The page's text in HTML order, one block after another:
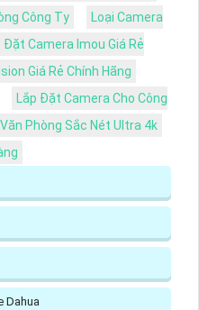
Công Ty
Loại Camera
Đặt Camera Imou Giá Rẻ
Giá Rẻ Chính Hãng
Lắp Đặt Camera Cho Công
Phòng Sắc Nét Ultra 4k
Dahua